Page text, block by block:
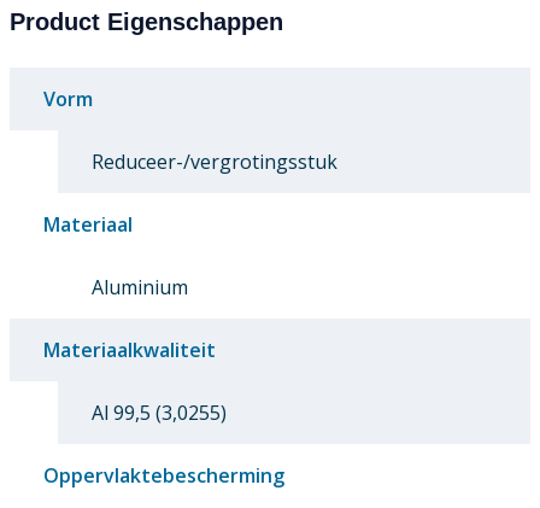
Product Eigenschappen
Vorm
Reduceer-/vergrotingsstuk
Materiaal
Aluminium
Materiaalkwaliteit
Al 99,5 (3,0255)
Oppervlaktebescherming